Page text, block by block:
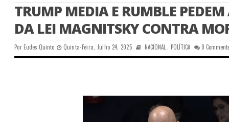
TRUMP MEDIA E RUMBLE
DA LEI MAGNITSKY CONTRA
PorEudes Quinto Quinta-Feira, Julho 24, 2025 NACIONAL POLÍTICA 0